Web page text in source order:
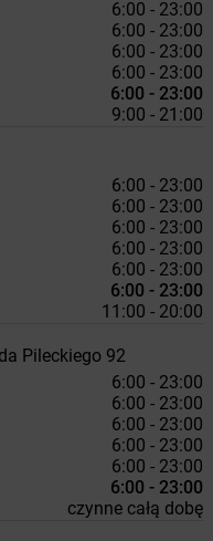
6:00 - 23:00
6:00 - 23:00
6:00 - 23:00
6:00 - 23:00
6:00 - 23:00
9:00 - 21:00
6:00 - 23:00
6:00 - 23:00
6:00 - 23:00
6:00 - 23:00
6:00 - 23:00
6:00 - 23:00
11:00 - 20:00
Pileckiego 92
6:00 - 23:00
6:00 - 23:00
6:00 - 23:00
6:00 - 23:00
6:00 - 23:00
6:00 - 23:00
czynne całą dobę